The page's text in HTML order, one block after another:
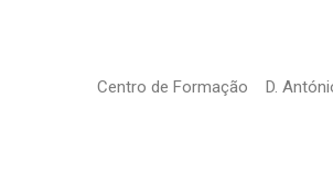
Centro de Formação D.